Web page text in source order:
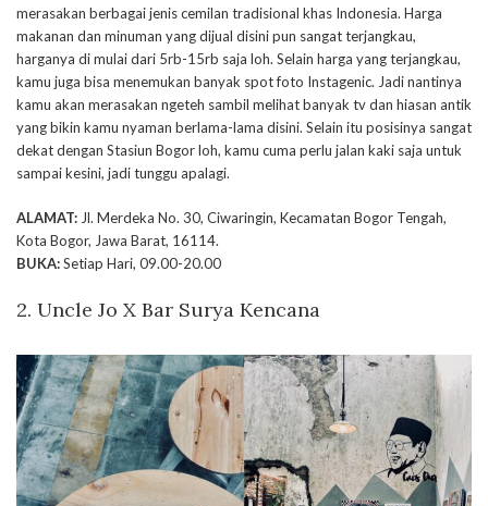
merasakan berbagai jenis cemilan tradisional khas Indonesia. Harga
makanan dan minuman yang dijual disini pun sangat terjangkau,
harganya di mulai dari 5rb-15rb saja loh. Selain harga yang terjangkau,
kamu juga bisa menemukan banyak spot foto Instagenic. Jadi nantinya
kamu akan merasakan ngeteh sambil melihat banyak tv dan hiasan antik
yang bikin kamu nyaman berlama-lama disini. Selain itu posisinya sangat
dekat dengan Stasiun Bogor loh, kamu cuma perlu jalan kaki saja untuk
sampai kesini, jadi tunggu apalagi.
ALAMAT: Jl. Merdeka No. 30, Ciwaringin, Kecamatan Bogor Tengah,
Kota Bogor, Jawa Barat, 16114.
BUKA:Setiap Hari, 09.00-20.00
2. Uncle Jo X Bar Surya Kencana